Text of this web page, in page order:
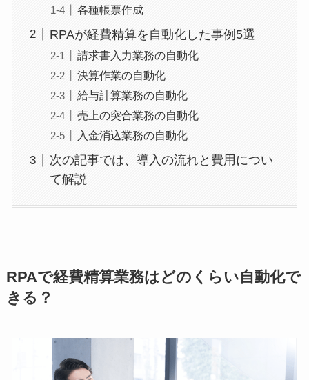
各種帳票作成
RPAが経費精算を自動化した事例5選
請求書入力業務の自動化
決算作業の自動化
給与計算業務の自動化
売上の突合業務の自動化
入金消込業務の自動化
次の記事では、導入の流れと費用につい
て解説
RPAで経費精算業務はどのくらい自動化で
きる？